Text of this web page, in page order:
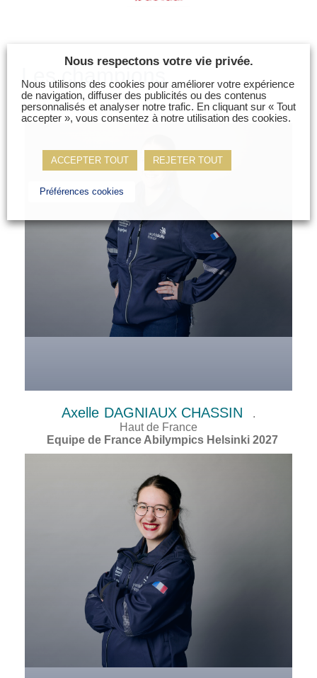
Les champions
Axelle DAGNIAUX CHASSIN
.
Haut de France
Equipe de France Abilympics Helsinki 2027
Nous respectons votre vie privée.
Nous utilisons des cookies pour améliorer votre expérience
de navigation, diffuser des publicités ou des contenus
personnalisés et analyser notre trafic. En cliquant sur « Tout
accepter », vous consentez à notre utilisation des cookies.
ACCEPTER TOUT REJETER TOUT
Préférences cookies